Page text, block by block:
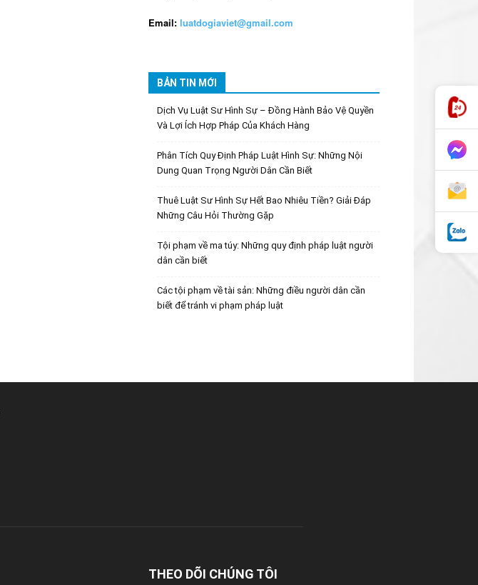
Email: luatdogiaviet@gmail.com
BẢN TIN MỚI
Dịch Vụ Luật Sư Hình Sự – Đồng Hành Bảo Vệ Quyền
Và Lợi Ích Hợp Pháp Của Khách Hàng
Phân Tích Quy Định Pháp Luật Hình Sự: Những Nội
Dung Quan Trọng Người Dân Cần Biết
Thuê Luật Sư Hình Sự Hết Bao Nhiêu Tiền? Giải Đáp
Những Câu Hỏi Thường Gặp
Tội phạm về ma túy: Những quy định pháp luật người
dân cần biết
Các tội phạm về tài sản: Những điều người dân cần
biết để tránh vi phạm pháp luật
THEO DÕI CHÚNG TÔI